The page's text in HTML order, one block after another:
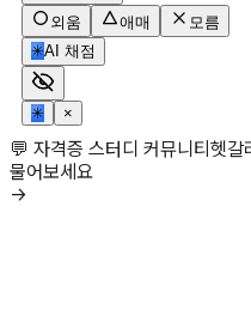
외움
애매
모름
✳AI 채점
✳ ×
💬 자격증 스터디 커뮤니티헷갈
물어보세요
→